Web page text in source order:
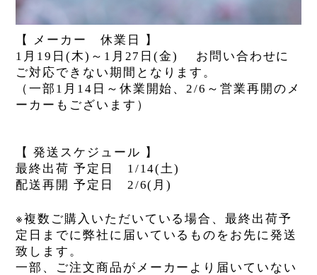
【 メーカー 休業日
】
1 月 19 日 (木) ～ 1 月 27 日(金)
お問い合わせに
ご対応できない期間となります。
（一部 1 月 14 日～休業開始、2/6 ～営業再開のメ
ーカーもございます）
【 発送スケジュール 】
最終出荷 予定日 1/14(土)
配送再開 予定日 2/6( 月)
※複数ご購入いただいている場合、最終出荷予
定日までに弊社に届いているものをお先に発送
致します。
一部、ご注文商品がメーカーより届いていない